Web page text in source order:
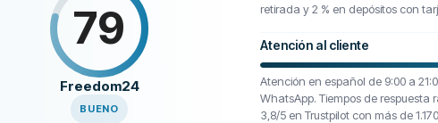
79
Freedom24
BUENO
retirada y 2 % en depósitos con
Atención al cliente
Atención en español de 9:00 a
WhatsApp. Tiempos de respuesta
3,8/5 en Trustpilot con más de